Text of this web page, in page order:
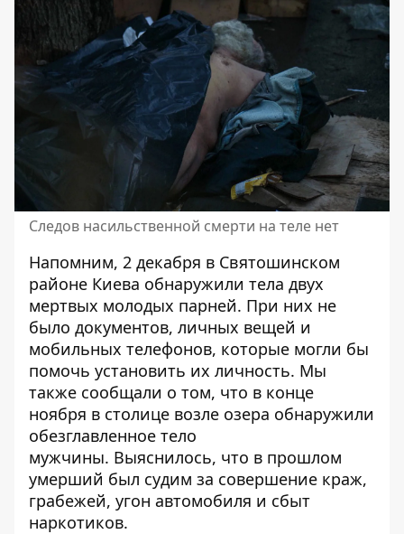
Следов насильственной смерти на теле нет
Напомним, 2 декабря в Святошинском
районе Киева обнаружили тела двух
мертвых молодых парней. При них не
было документов, личных вещей и
мобильных телефонов, которые могли бы
помочь установить их личность. Мы
также сообщали о том, что в конце
ноября в столице возле озера обнаружили
обезглавленное тело
мужчины. Выяснилось, что в прошлом
умерший был судим за совершение краж,
грабежей, угон автомобиля и сбыт
наркотиков.